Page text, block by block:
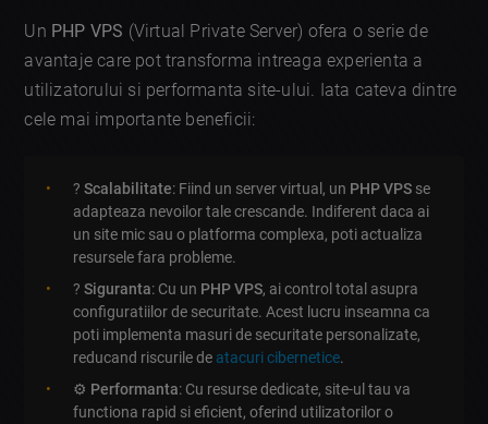
Un PHP VPS (Virtual Private Server) ofera o serie de
avantaje care pot transforma intreaga experienta a
utilizatorului si performanta site-ului. Iata cateva dintre
cele mai importante beneficii:
?Scalabilitate: Fiind un server virtual, un PHP VPS se
adapteaza nevoilor tale crescande. Indiferent daca ai
un site mic sau o platforma complexa, poti actualiza
resursele fara probleme.
?Siguranta: Cu un PHP VPS, ai control total asupra
configuratiilor de securitate. Acest lucru inseamna ca
poti implementa masuri de securitate personalizate,
reducand riscurile de atacuri cibernetice.
⚙️ Performanta: Cu resurse dedicate, site-ul tau va
functiona rapid si eficient, oferind utilizatorilor o